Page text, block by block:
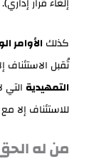
كذلك الأوامر
تُقبل
التمهيدية
للاستئناف إلا
من له